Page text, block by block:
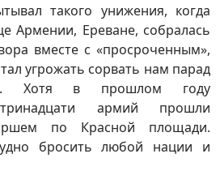
такого унижения, когда
Армении, Ереване, собралась
вместе с «просроченным»,
угрожать сорвать нам парад
Хотя в прошлом году
армий прошли
по Красной площади.
бросить любой нации и